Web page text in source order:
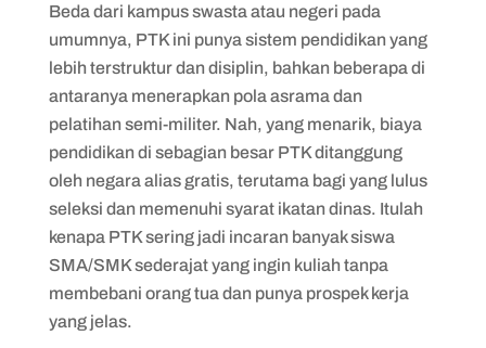
Beda dari kampus swasta atau negeri pada
umumnya, PTK ini punya sistem pendidikan yang
lebih terstruktur dan disiplin, bahkan beberapa di
antaranya menerapkan pola asrama dan
pelatihan semi-militer. Nah, yang menarik, biaya
pendidikan di sebagian besar PTK ditanggung
oleh negara alias gratis, terutama bagi yang lulus
seleksi dan memenuhi syarat ikatan dinas. Itulah
kenapa PTK sering jadi incaran banyak siswa
SMA/SMK sederajat yang ingin kuliah tanpa
membebani orang tua dan punya prospek kerja
yang jelas.